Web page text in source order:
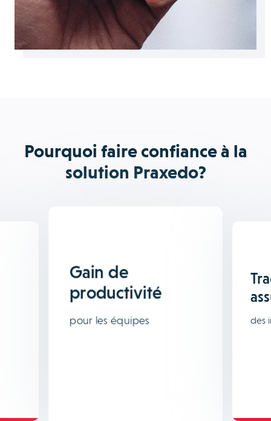
Pourquoi faire confiance à la
solution Praxedo?
Gain de
productivité
pour les équipes des